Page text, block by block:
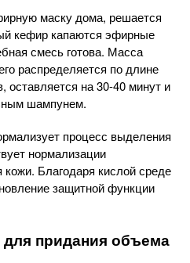
маску дома, решается
кефир капаются эфирные
смесь готова. Масса
распределяется по длине
оставляется на 30-40 минут и
шампунем.
процесс выделения
нормализации
кожи. Благодаря кислой среде
защитной функции
придания объема